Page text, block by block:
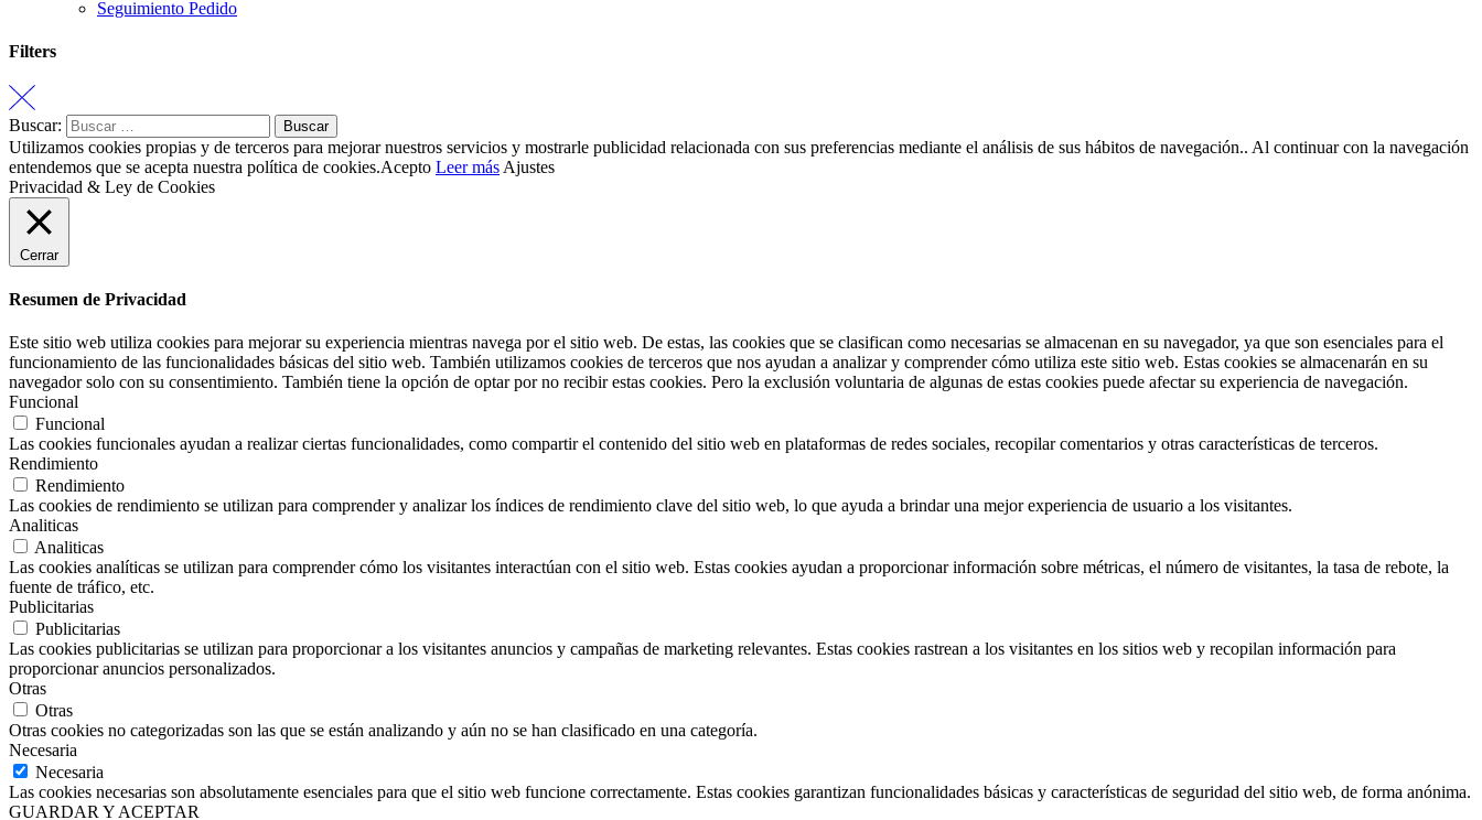
Seguimiento Pedido
Filters
Buscar:
Utilizamos cookies propias y de terceros para mejorar nuestros servicios y mostrarle publicidad relacionada con sus preferencias mediante el análisis de sus hábitos de navegación.. Al continuar con la navegación
entendemos que se acepta nuestra política de cookies.Acepto Leer más Ajustes
Privacidad & Ley de Cookies
Cerrar
Resumen de Privacidad
Este sitio web utiliza cookies para mejorar su experiencia mientras navega por el sitio web. De estas, las cookies que se clasifican como necesarias se almacenan en su navegador, ya que son esenciales para el
funcionamiento de las funcionalidades básicas del sitio web. También utilizamos cookies de terceros que nos ayudan a analizar y comprender cómo utiliza este sitio web. Estas cookies se almacenarán en su
navegador solo con su consentimiento. También tiene la opción de optar por no recibir estas cookies. Pero la exclusión voluntaria de algunas de estas cookies puede afectar su experiencia de navegación.
Funcional
Funcional
Las cookies funcionales ayudan a realizar ciertas funcionalidades, como compartir el contenido del sitio web en plataformas de redes sociales, recopilar comentarios y otras características de terceros.
Rendimiento
Rendimiento
Las cookies de rendimiento se utilizan para comprender y analizar los índices de rendimiento clave del sitio web, lo que ayuda a brindar una mejor experiencia de usuario a los visitantes.
Analiticas
Analiticas
Las cookies analíticas se utilizan para comprender cómo los visitantes interactúan con el sitio web. Estas cookies ayudan a proporcionar información sobre métricas, el número de visitantes, la tasa de rebote, la
fuente de tráfico, etc.
Publicitarias
Publicitarias
Las cookies publicitarias se utilizan para proporcionar a los visitantes anuncios y campañas de marketing relevantes. Estas cookies rastrean a los visitantes en los sitios web y recopilan información para
proporcionar anuncios personalizados.
Otras
Otras
Otras cookies no categorizadas son las que se están analizando y aún no se han clasificado en una categoría.
Necesaria
Necesaria
Las cookies necesarias son absolutamente esenciales para que el sitio web funcione correctamente. Estas cookies garantizan funcionalidades básicas y características de seguridad del sitio web, de forma anónima.
GUARDAR Y ACEPTAR